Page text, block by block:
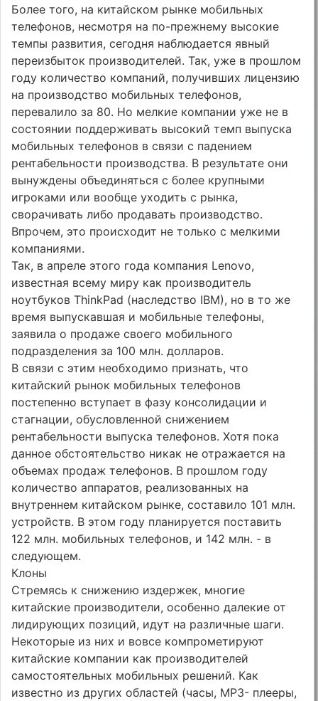
Более того, на китайском рынке мобильных
телефонов, несмотря на по-прежнему высокие
темпы развития, сегодня наблюдается явный
переизбыток производителей. Так, уже в прошлом
году количество компаний, получивших лицензию
на производство мобильных телефонов,
перевалило за 80. Но мелкие компании уже не в
состоянии поддерживать высокий темп выпуска
мобильных телефонов в связи с падением
рентабельности производства. В результате они
вынуждены объединяться с более крупными
игроками или вообще уходить с рынка,
сворачивать либо продавать производство.
Впрочем, это происходит не только с мелкими
компаниями.
Так, в апреле этого года компания Lenovo,
известная всему миру как производитель
ноутбуков ThinkPad (наследство IBM), но в то же
время выпускавшая и мобильные телефоны,
заявила о продаже своего мобильного
подразделения за 100 млн. долларов.
В связи с этим необходимо признать, что
китайский рынок мобильных телефонов
постепенно вступает в фазу консолидации и
стагнации, обусловленной снижением
рентабельности выпуска телефонов. Хотя пока
данное обстоятельство никак не отражается на
объемах продаж телефонов. В прошлом году
количество аппаратов, реализованных на
внутреннем китайском рынке, составило 101 млн.
устройств. В этом году планируется поставить
122 млн. мобильных телефонов, и 142 млн. - в
следующем.
Клоны
Стремясь к снижению издержек, многие
китайские производители, особенно далекие от
лидирующих позиций, идут на различные шаги.
Некоторые из них и вовсе компрометируют
китайские компании как производителей
самостоятельных мобильных решений. Как
известно из других областей (часы, MP3- плееры,